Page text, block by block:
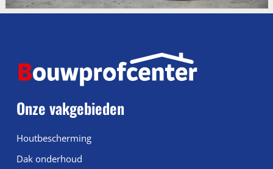
Onze vakgebieden
Houtbescherming
Dak onderhoud